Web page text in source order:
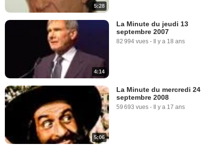
5:28
4:14
La Minute du jeudi 13
septembre 2007
82 994 vues - Il y a 18 ans
5:06
La Minute du mercredi 24
septembre 2008
59 693 vues - Il y a 17 ans